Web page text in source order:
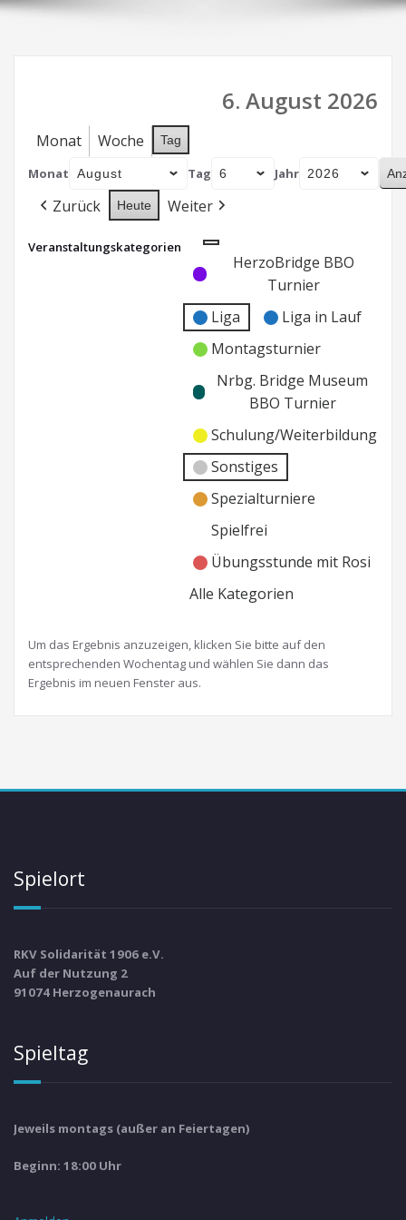
6. August 2026
Monat Woche Tag
Monat Tag Jahr
Zurück Heute Weiter
Veranstaltungskategorien
Kategorie
ohne
Titel
Kategorie
Titel
HerzoBridge BBO
Turnier
Liga
Liga in Lauf
Montagsturnier
Nrbg. Bridge Museum
BBO Turnier
Schulung/Weiterbildung
Sonstiges
Spezialturniere
Spielfrei
Übungsstunde mit Rosi
Alle Kategorien
Um das Ergebnis anzuzeigen, klicken Sie bitte auf den
entsprechenden Wochentag und wählen Sie dann das
Ergebnis im neuen Fenster aus.
Spielort
RKV Solidarität 1906 e.V.
Auf der Nutzung 2
91074 Herzogenaurach
Spieltag
Jeweils montags (außer an Feiertagen)
Beginn: 18:00 Uhr